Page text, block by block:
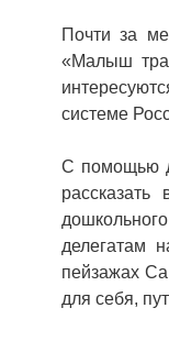
Почти за
«Малыш
системе
С помощью
делегатам
пейзажах
для себя,